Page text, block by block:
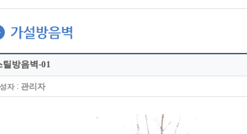
틸방음벽-01
자 : 관리자